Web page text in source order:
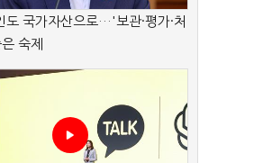
도 국가자산으로…'보관·평가·처
숙제